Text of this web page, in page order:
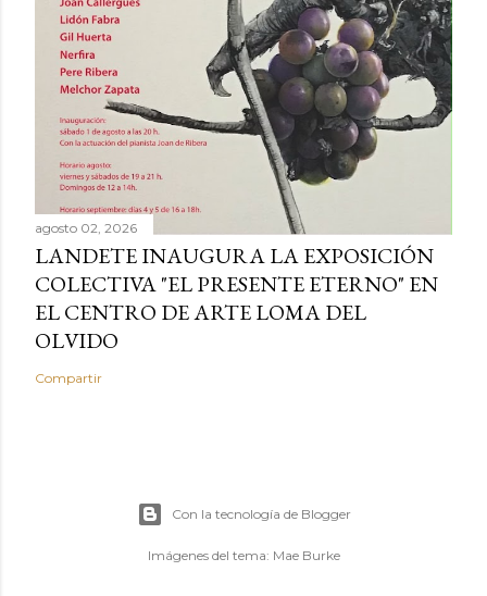
agosto 02, 2026
LANDETE INAUGURA LA EXPOSICIÓN
COLECTIVA "EL PRESENTE ETERNO" EN
EL CENTRO DE ARTE LOMA DEL
OLVIDO
Compartir
Con la tecnología de Blogger
Imágenes del tema: Mae Burke